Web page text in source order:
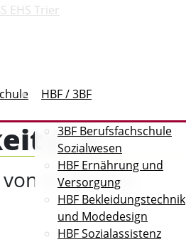
HBF / 3BF
3BF Berufsfachschule
Sozialwesen
HBF Ernährung und
Versorgung
HBF Bekleidungstechnik
und Modedesign
HBF Sozialassistenz
(...)
Unterricht